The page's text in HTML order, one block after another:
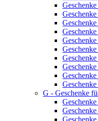
G - Geschenke